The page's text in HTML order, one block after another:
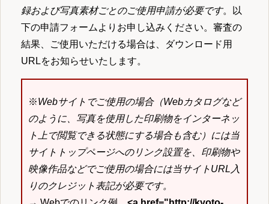
録および写真素材ごとのご使用申請が必要です。以
下の申請フォームよりお申し込みください。審査の
結果、ご使用いただける場合は、ダウンロード用
URLをお知らせいたします。
※Webサイトでご使用の場合（Webカタログなど
のように、写真を使用した印刷物をインターネッ
ト上で閲覧できる状態にする場合も含む）には当
サイトトップページへのリンク設置を、印刷物や
映像作品などでご使用の場合には当サイトURL入
りのクレジット表記が必要です。